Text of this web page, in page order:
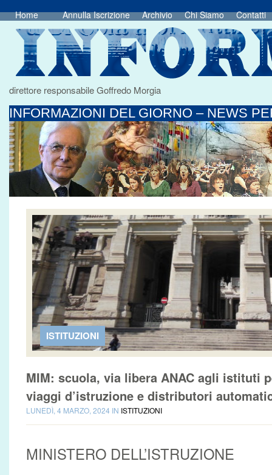
Home Annulla Iscrizione Archivio Chi Siamo Contatti
direttore responsabile Goffredo Morgia
INFORMAZIONI DEL GIORNO – NEWS
ISTITUZIONI
MIM: scuola, via libera ANAC agli istituti
viaggi d’istruzione e distributori
LUNEDÌ, 4 MARZO, 2024 IN ISTITUZIONI
MINISTERO DELL’ISTRUZIONE